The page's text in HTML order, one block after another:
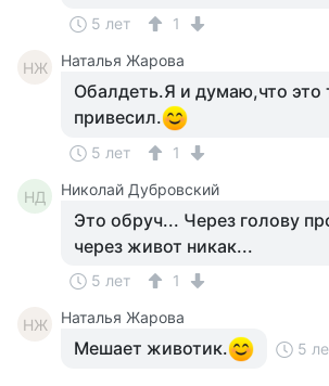
5 лет 1
НЖ Наталья Жарова
Обалдеть.Я и думаю,что это
привесил.
5 лет 1
НД Николай Дубровский
Это обруч... Через голову
через живот никак...
5 лет 1
НЖ Наталья Жарова
Мешает животик. 5